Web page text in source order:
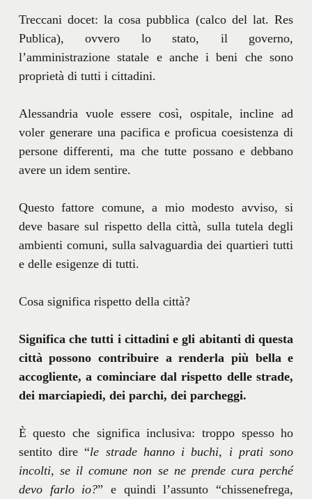
Treccani docet: la cosa pubblica (calco del lat. Res
Publica), ovvero lo stato, il governo,
l’amministrazione statale e anche i beni che sono
proprietà di tutti i cittadini.
Alessandria vuole essere così, ospitale, incline ad
voler generare una pacifica e proficua coesistenza di
persone differenti, ma che tutte possano e debbano
avere un idem sentire.
Questo fattore comune, a mio modesto avviso, si
deve basare sul rispetto della città, sulla tutela degli
ambienti comuni, sulla salvaguardia dei quartieri tutti
e delle esigenze di tutti.
Cosa significa rispetto della città?
Significa che tutti i cittadini e gli abitanti di questa
città possono contribuire a renderla più bella e
accogliente, a cominciare dal rispetto delle strade,
dei marciapiedi, dei parchi, dei parcheggi.
È questo che significa inclusiva: troppo spesso ho
sentito dire “le strade hanno i buchi, i prati sono
incolti, se il comune non se ne prende cura perché
devo farlo io?” e quindi l’assunto “chissenefrega,